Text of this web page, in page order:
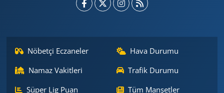
Nöbetçi Eczaneler
Hava Durumu
Namaz Vakitleri
Trafik Durumu
Süper Lig Puan
Tüm Manşetler